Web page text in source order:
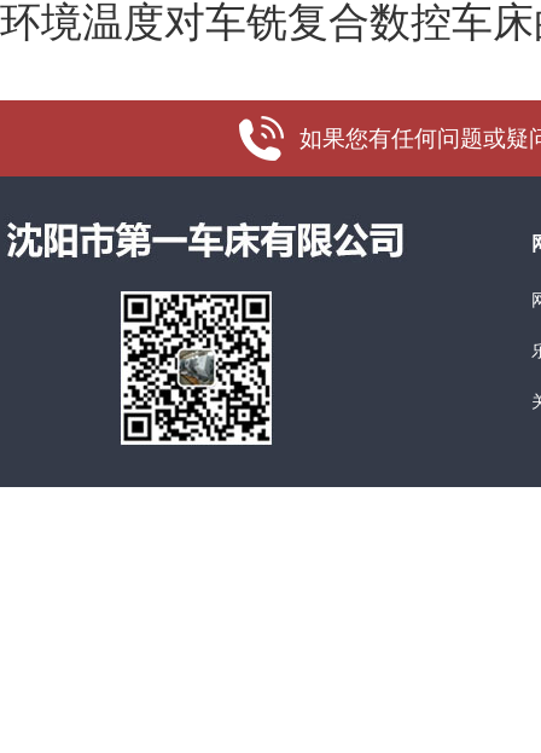
环境温度对车铣复合数控车
如果您有任何问题或疑